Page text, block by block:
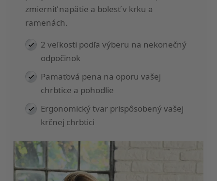
zmierniť napätie a bolesť v krku a
ramenách.
2 veľkosti podľa výberu na nekonečný
odpočinok
Pamäťová pena na oporu vašej
chrbtice a pohodlie
Ergonomický tvar prispôsobený vašej
krčnej chrbtici